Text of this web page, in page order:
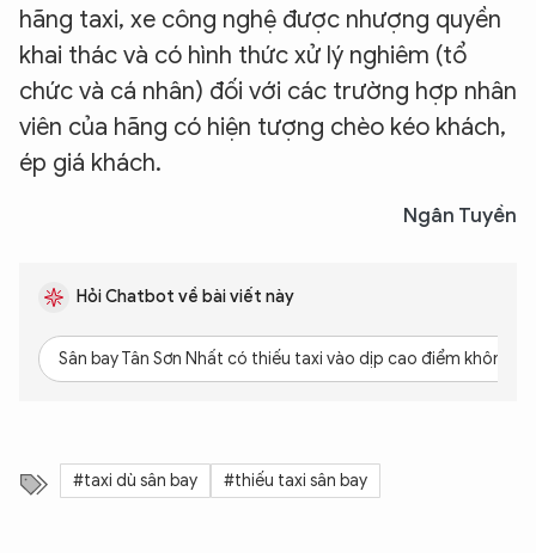
hãng taxi, xe công nghệ được nhượng quyền
khai thác và có hình thức xử lý nghiêm (tổ
chức và cá nhân) đối với các trường hợp nhân
viên của hãng có hiện tượng chèo kéo khách,
ép giá khách.
Ngân Tuyền
Hỏi Chatbot về bài viết này
Sân bay Tân Sơn Nhất có thiếu taxi vào dịp cao điểm không?
#taxi dù sân bay #thiếu taxi sân bay